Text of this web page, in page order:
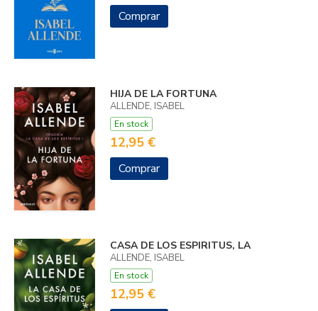
Comprar
HIJA DE LA FORTUNA
ALLENDE, ISABEL
En stock
12,95 €
Comprar
CASA DE LOS ESPIRITUS, LA
ALLENDE, ISABEL
En stock
12,95 €